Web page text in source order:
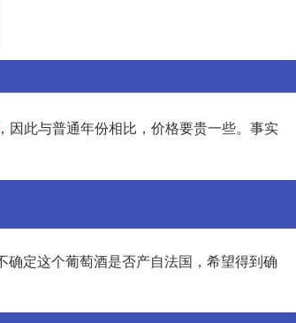
因此与普通年份相比，价格要贵一些。事实
定这个葡萄酒是否产自法国，希望得到确